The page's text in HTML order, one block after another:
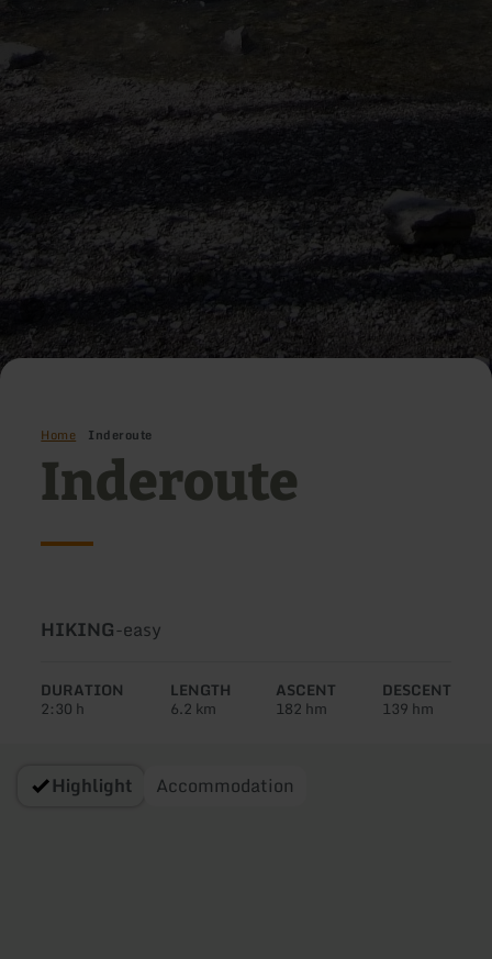
Home Inderoute
Inderoute
Type
tour:
HIKING-Difficulty:
easy
DURATION
2:30 h
LENGTH
6.2 km
ASCENT
182 hm
DESCENT
139 hm
Highlight Accommodation